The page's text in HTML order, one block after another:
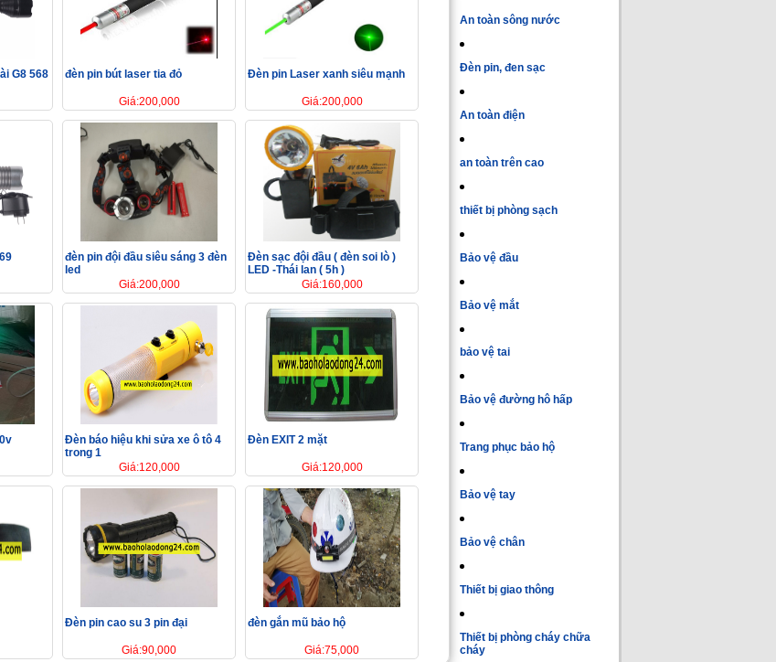
G8 568 đèn pin bút laser tia đỏ
Giá:200,000
Đèn pin Laser xanh siêu mạnh
Giá:200,000
đèn pin đội đầu siêu sáng 3 đèn
led
Giá:200,000
Đèn sạc đội đầu ( đèn soi lò )
LED -Thái lan ( 5h )
Giá:160,000
Đèn báo hiệu khi sửa xe ô tô 4
trong 1
Giá:120,000
Đèn EXIT 2 mặt
Giá:120,000
Đèn pin cao su 3 pin đại
Giá:90,000
đèn gắn mũ bảo hộ
Giá:75,000
An toàn sông nước
Đèn pin, đen sạc
An toàn điện
an toàn trên cao
thiết bị phòng sạch
Bảo vệ đầu
Bảo vệ mắt
bảo vệ tai
Bảo vệ đường hô hấp
Trang phục bảo hộ
Bảo vệ tay
Bảo vệ chân
Thiết bị giao thông
Thiết bị phòng cháy chữa
cháy